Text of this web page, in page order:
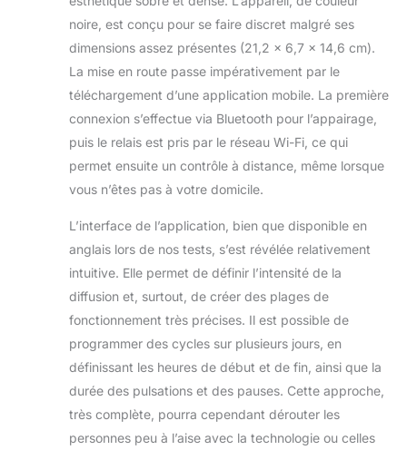
jusqu'à 2000 mètres carrés, créant
ainsi une atmosphère merveilleuse
et relaxante pour vos chambres,
salles de bains, bureaux, spa ou
certains espaces commerciaux. Le
ventilateur dans la machine à
parfum contribue à ce que le
remplit votre pièce de l'arôme que
vous avez choisi. 【Contrôle facile,
de parfum est très facile à contrôler.
Téléchargez l'application,
connectez le diffuseur sans eau via
l'application, réglez le temps de
travail et le degré de parfum. Il est
plus intelligent et plus clair que le
diffuseur sans eau normal, où vous
devez régler l'heure ou le degré
avec le bouton. Tout est sous votre
contrôle. 【Naturel, sain et sûr】 :
cette machine à parfum produit le
parfum par atomisation, ce qui évite
noire, est conçu pour se faire discret malgré ses
dimensions assez présentes (21,2 x 6,7 x 14,6 cm).
La mise en route passe impérativement par le
téléchargement d’une application mobile. La première
connexion s’effectue via Bluetooth pour l’appairage,
puis le relais est pris par le réseau Wi-Fi, ce qui
permet ensuite un contrôle à distance, même lorsque
vous n’êtes pas à votre domicile.
L’interface de l’application, bien que disponible en
anglais lors de nos tests, s’est révélée relativement
intuitive. Elle permet de définir l’intensité de la
diffusion et, surtout, de créer des plages de
fonctionnement très précises. Il est possible de
programmer des cycles sur plusieurs jours, en
définissant les heures de début et de fin, ainsi que la
durée des pulsations et des pauses. Cette approche,
très complète, pourra cependant dérouter les
personnes peu à l’aise avec la technologie ou celles